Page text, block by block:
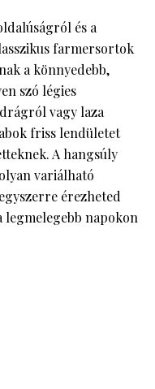
és a
farmersortok
a könnyedebb,
szó légies
vagy laza
friss lendületet
A hangsúly
variálható
érezheted
napokon